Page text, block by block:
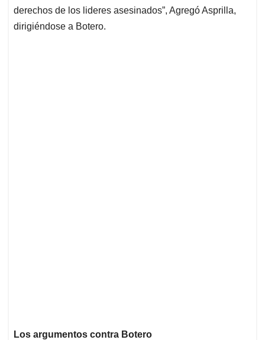
derechos de los lideres asesinados”, Agregó Asprilla,
dirigiéndose a Botero.
Los argumentos contra Botero